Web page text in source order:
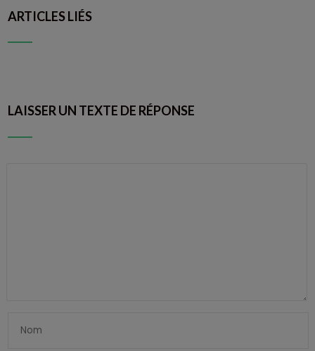
ARTICLES LIÉS
LAISSER UN TEXTE DE RÉPONSE